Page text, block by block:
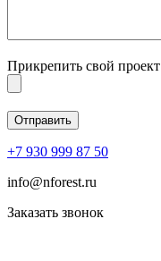
Прикрепить свой проект
+7 930 999 87 50
info@nforest.ru
Заказать звонок